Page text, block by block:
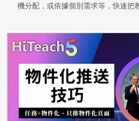
機分配，或依據個別需求等，快速把